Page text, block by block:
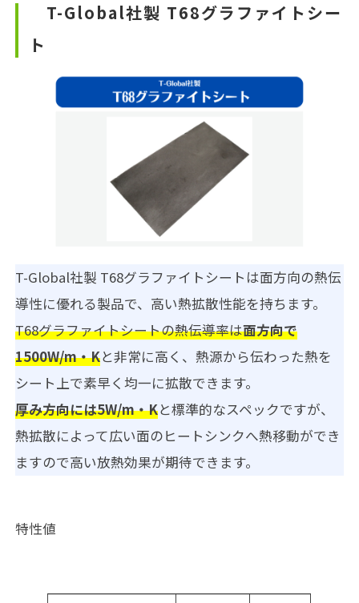
T-Global社製 T68グラファイトシー
ト
T-Global社製 T68グラファイトシートは面方向の熱伝
導性に優れる製品で、高い熱拡散性能を持ちます。
T68グラファイトシートの熱伝導率は面方向で
1500W/m・Kと非常に高く、熱源から伝わった熱を
シート上で素早く均一に拡散できます。
厚み方向には5W/m・Kと標準的なスペックですが、
熱拡散によって広い面のヒートシンクへ熱移動ができ
ますので高い放熱効果が期待できます。
特性値